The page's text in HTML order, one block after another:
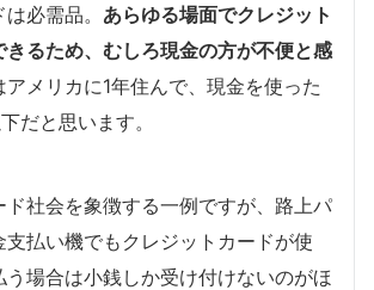
必需品。 あらゆる場面でクレジット
きるため、むしろ現金の方が不便と感
アメリカに1年住んで、現金を使った
だと思います。
ド社会を象徴する一例ですが、路上パ
支払い機でもクレジットカードが使
う場合は小銭しか受け付けないのがほ